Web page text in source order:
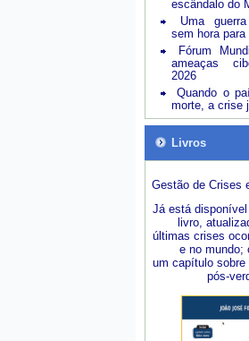
escândalo do
Uma
sem hora para
Fórum
ameaças
2026
Quando o
morte, a crise
Livros
Gestão de Crises
Já está disponível
livro,
últimas crises
e no mundo;
um capítulo
pós-